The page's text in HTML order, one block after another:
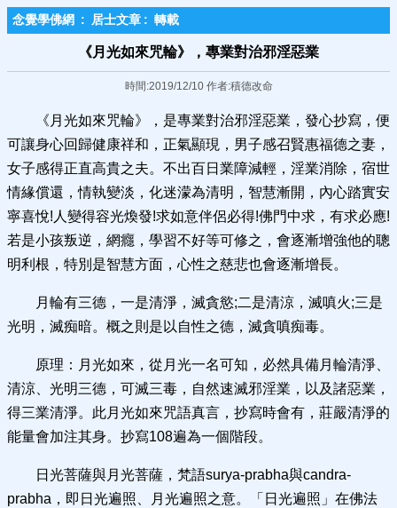
念覺學佛網 : 居士文章 : 轉載
《月光如來咒輪》，專業對治邪淫惡業
時間:2019/12/10 作者:積德改命
《月光如來咒輪》，是專業對治邪淫惡業，發心抄寫，便
可讓身心回歸健康祥和，正氣顯現，男子感召賢惠福德之妻，
女子感得正直高貴之夫。不出百日業障減輕，淫業消除，宿世
情緣償還，情執變淡，化迷濛為清明，智慧漸開，內心踏實安
寧喜悅!人變得容光煥發!求如意伴侶必得!佛門中求，有求必應!
若是小孩叛逆，網癮，學習不好等可修之，會逐漸增強他的聰
明利根，特別是智慧方面，心性之慈悲也會逐漸增長。
月輪有三德，一是清淨，滅貪慾;二是清涼，滅嗔火;三是
光明，滅痴暗。概之則是以自性之德，滅貪嗔痴毒。
原理：月光如來，從月光一名可知，必然具備月輪清淨、
清涼、光明三德，可滅三毒，自然速滅邪淫業，以及諸惡業，
得三業清淨。此月光如來咒語真言，抄寫時會有，莊嚴清淨的
能量會加注其身。抄寫108遍為一個階段。
日光菩薩與月光菩薩，梵語surya-prabha與candra-
prabha，即日光遍照、月光遍照之意。「日光遍照」在佛法